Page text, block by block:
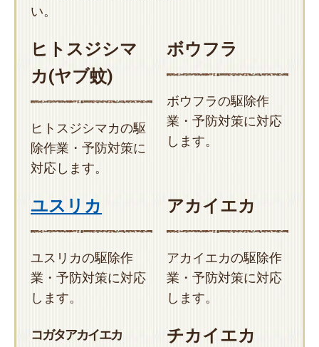
い。
ヒトスジシマ
カ(ヤブ蚊)
ヒトスジシマカの駆
除作業・予防対策に
対応します。
ボウフラ
ボウフラの駆除作
業・予防対策に対応
します。
ユスリカ
ユスリカの駆除作
業・予防対策に対応
します。
アカイエカ
アカイエカの駆除作
業・予防対策に対応
します。
コガタアカイエカ チカイエカ